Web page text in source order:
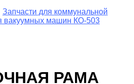
Запчасти для коммунальной
вакуумных машин КО-503
РАМА